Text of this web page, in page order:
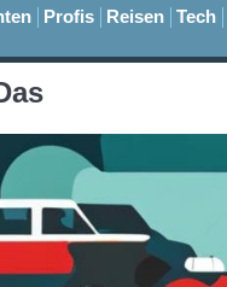
Profis Reisen Tech